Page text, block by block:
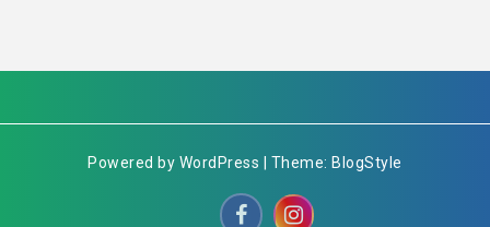
Powered by WordPress | Theme: BlogStyle